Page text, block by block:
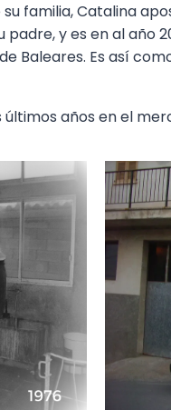
familia, Catalina
padre, y es en al
Baleares. Es así
últimos años en el